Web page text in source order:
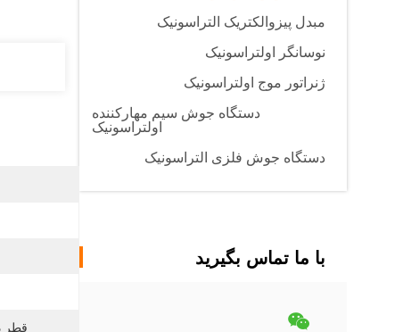
مبدل پیزوالکتریک التراسونیک
نوسانگر اولتراسونیک
ژنراتور موج اولتراسونیک
دستگاه جوش سیم مهارکننده
اولتراسونیک
دستگاه جوش فلزی التراسونیک
با ما تماس بگیرید
قطر